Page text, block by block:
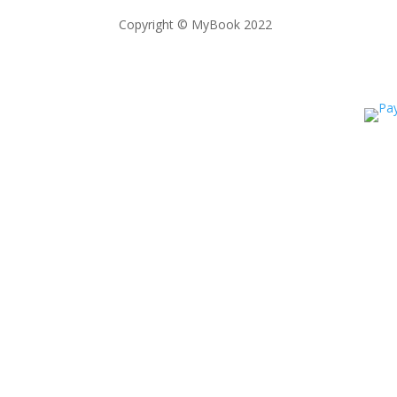
Copyright © MyBook 2022